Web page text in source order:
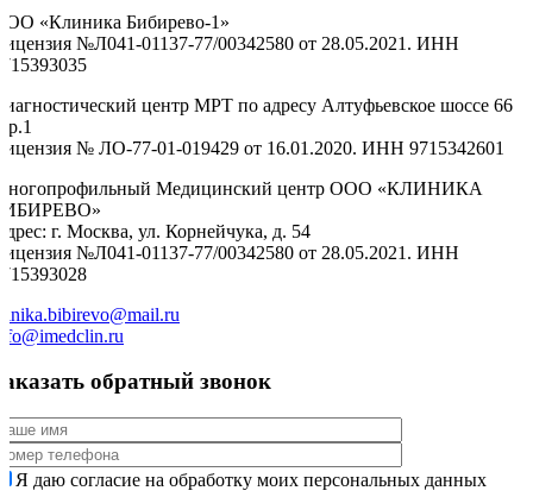
«Клиника Бибирево-1»
№Л041-01137-77/00342580 от 28.05.2021. ИНН
центр МРТ по адресу Алтуфьевское шоссе 66
№ ЛО-77-01-019429 от 16.01.2020. ИНН 9715342601
Медицинский центр ООО «КЛИНИКА
г. Москва, ул. Корнейчука, д. 54
№Л041-01137-77/00342580 от 28.05.2021. ИНН
обратный звонок
Я даю согласие на обработку моих персональных данных